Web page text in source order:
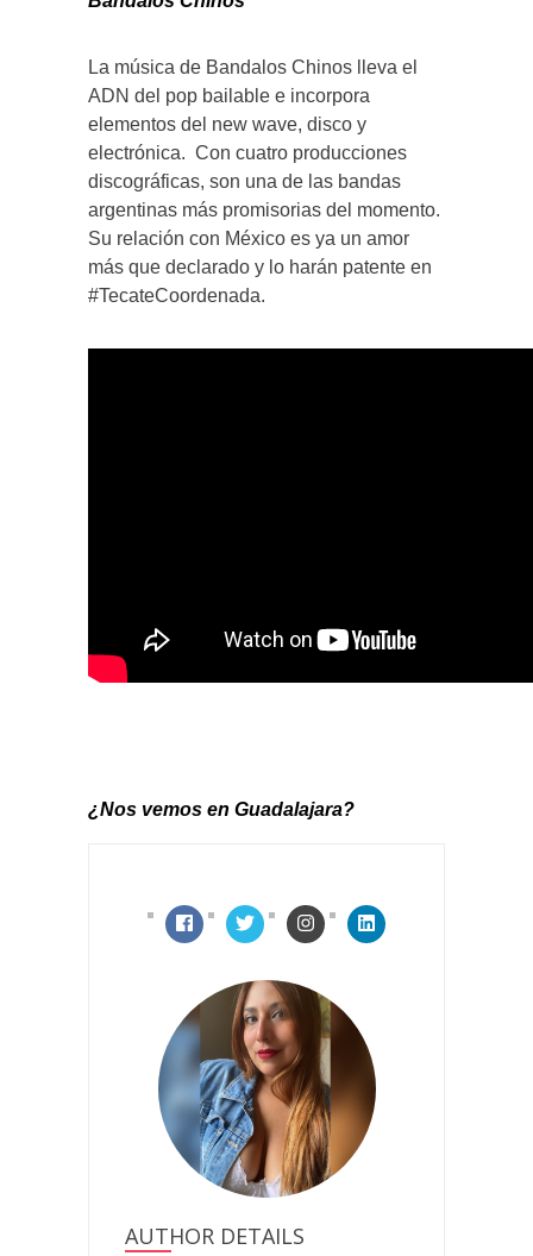
La música de Bandalos Chinos lleva el
ADN del pop bailable e incorpora
elementos del new wave, disco y
electrónica. Con cuatro producciones
discográficas, son una de las bandas
argentinas más promisorias del momento.
Su relación con México es ya un amor
más que declarado y lo harán patente en
#TecateCoordenada.
¿Nos vemos en Guadalajara?
AUTHOR DETAILS